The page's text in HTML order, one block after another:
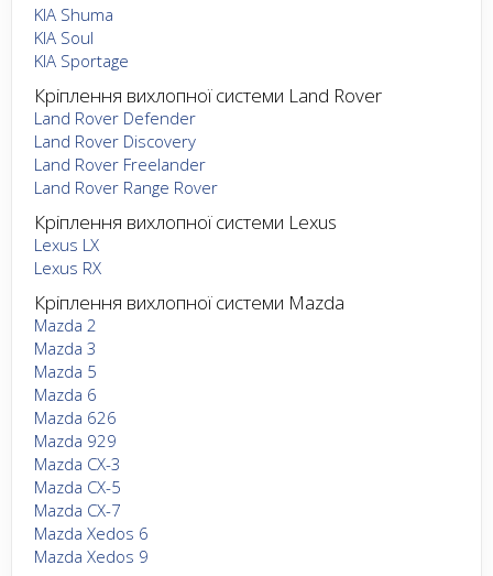
KIA Shuma
KIA Soul
KIA Sportage
Кріплення вихлопної системи Land Rover
Land Rover Defender
Land Rover Discovery
Land Rover Freelander
Land Rover Range Rover
Кріплення вихлопної системи Lexus
Lexus LX
Lexus RX
Кріплення вихлопної системи Mazda
Mazda 2
Mazda 3
Mazda 5
Mazda 6
Mazda 626
Mazda 929
Mazda CX-3
Mazda CX-5
Mazda CX-7
Mazda Xedos 6
Mazda Xedos 9